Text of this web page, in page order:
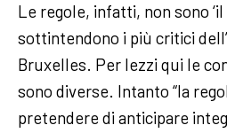
Le regole, infatti, non sono
sottintendono i più critici
Bruxelles. Per Iezzi qui le
sono diverse. Intanto “la
pretendere di anticipare